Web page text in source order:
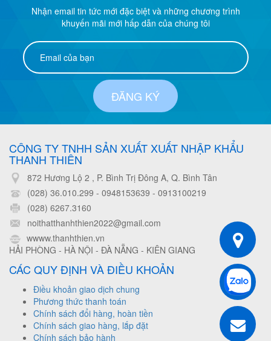
Nhận email tin tức mới đặc biệt và những chương trình
khuyến mãi mới hấp dẫn của chúng tôi
ĐĂNG KÝ
CÔNG TY TNHH SẢN XUẤT XUẤT NHẬP KHẨU
THANH THIÊN
872 Hương Lộ 2 , P. Bình Trị Đông A, Q. Bình Tân
(028) 36.010.299 - 0948153639 - 0913100219
(028) 6267.3160
noithatthanhthien2022@gmail.com
wwww.thanhthien.vn
HẢI PHÒNG - HÀ NỘI - ĐÀ NẴNG - KIÊN GIANG
CÁC QUY ĐỊNH VÀ ĐIỀU KHOẢN
Điều khoản giao dịch chung
Phương thức thanh toán
Chính sách đổi hàng, hoàn tiền
Chính sách giao hàng, lắp đặt
Chính sách bảo hành